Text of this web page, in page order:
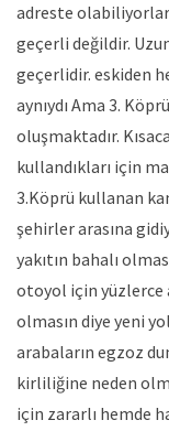
adreste
geçerli değildir.
geçerlidir. eskiden
aynıydı Ama 3.
oluşmaktadır.
kullandıkları için
3.Köprü kullanan
şehirler arasına
yakıtın bahalı
otoyol için yüzlerce
olmasın diye yeni
arabaların egzoz
kirliliğine neden
için zararlı hemde